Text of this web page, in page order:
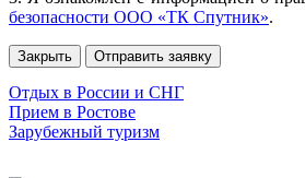
безопасности ООО «ТК Спутник».
Закрыть Отправить заявку
Отдых в России и СНГ
Прием в Ростове
Зарубежный туризм